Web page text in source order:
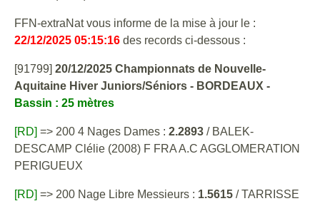
FFN-extraNat vous informe de la mise à jour le :
22/12/2025 05:15:16 des records ci-dessous :
[91799] 20/12/2025 Championnats de Nouvelle-
Aquitaine Hiver Juniors/Séniors - BORDEAUX -
Bassin : 25 mètres
[RD] => 200 4 Nages Dames : 2.2893 / BALEK-
DESCAMP Clélie (2008) F FRA A.C AGGLOMERATION
PERIGUEUX
[RD] => 200 Nage Libre Messieurs : 1.5615 / TARRISSE